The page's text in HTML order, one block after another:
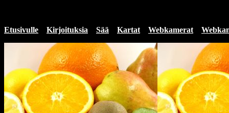
Etusivulle Kirjoituksia Sää Kartat Webkamerat